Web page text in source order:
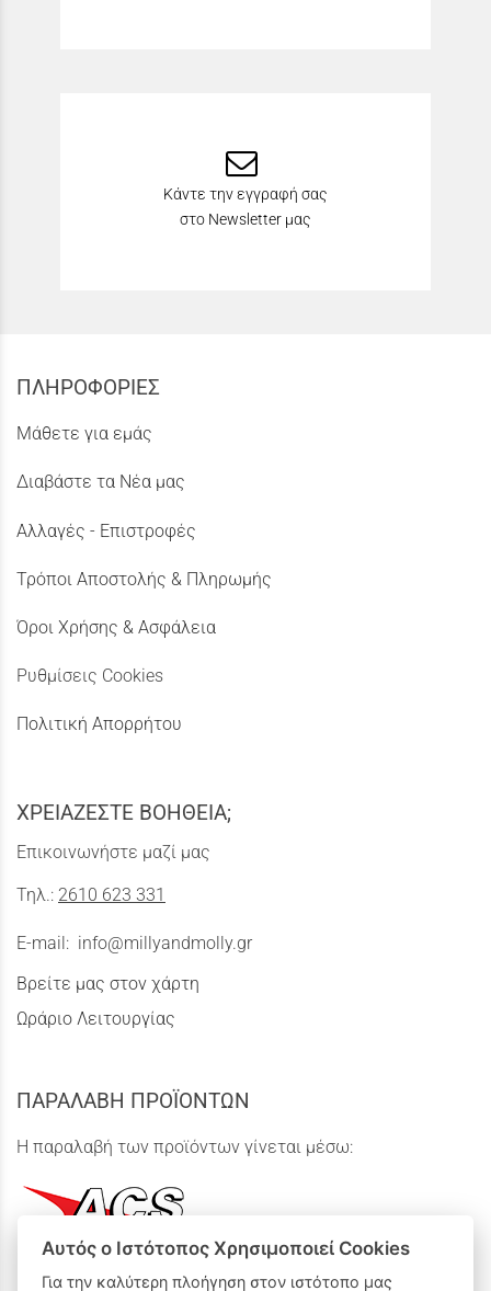
Κάντε την εγγραφή σας
στο Newsletter μας
ΠΛΗΡΟΦΟΡΙΕΣ
Μάθετε για εμάς
Διαβάστε τα Νέα μας
Αλλαγές - Επιστροφές
Τρόποι Αποστολής & Πληρωμής
Όροι Χρήσης & Ασφάλεια
Ρυθμίσεις Cookies
Πολιτική Απορρήτου
ΧΡΕΙΑΖΕΣΤΕ ΒΟΗΘΕΙΑ;
Επικοινωνήστε μαζί μας
Τηλ.: 2610 623 331
E-mail: info@millyandmolly.gr
Βρείτε μας στον χάρτη
Ωράριο Λειτουργίας
ΠΑΡΑΛΑΒΗ ΠΡΟΪΟΝΤΩΝ
Η παραλαβή των προϊόντων γίνεται μέσω:
Αυτός ο Ιστότοπος Χρησιμοποιεί Cookies
Για την καλύτερη πλοήγηση στον ιστότοπο μας